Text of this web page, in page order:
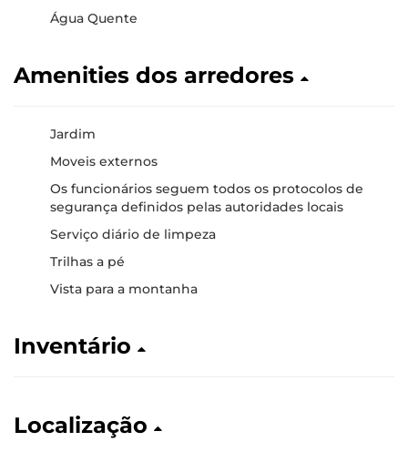
Água Quente
Amenities dos arredores
Jardim
Moveis externos
Os funcionários seguem todos os protocolos de
segurança definidos pelas autoridades locais
Serviço diário de limpeza
Trilhas a pé
Vista para a montanha
Inventário
Localização